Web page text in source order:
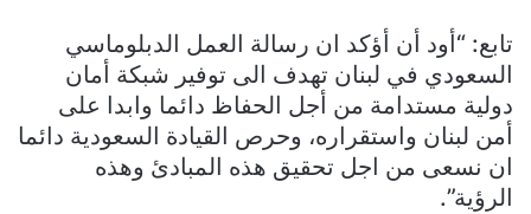
تابع: “أود أن أؤكد ان رسالة العمل الدبلوماسي
السعودي في لبنان تهدف الى توفير شبكة أمان
دولية مستدامة من أجل الحفاظ دائما وابدا على
أمن لبنان واستقراره، وحرص القيادة السعودية دائما
ان نسعى من اجل تحقيق هذه المبادئ وهذه
الرؤية”.